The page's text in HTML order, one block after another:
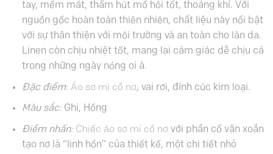
tay, mềm mát, thấm hút mồ hôi tốt, thoáng khí. Với
nguồn gốc hoàn toàn thiên nhiên, chất liệu này nổi bật
với sự thân thiện với môi trường và an toàn cho làn da.
Linen còn chịu nhiệt tốt, mang lại cảm giác dễ chịu cả
trong những ngày nóng oi ả.
Đặc điểm: Áo sơ mi cổ nơ, vai rơi, đính cúc kim loại.
Màu sắc:Ghi, Hồng
Điểm nhấn:Chiếc áo sơ mi cổ nơ với phần cổ vặn xoắn
tạo nơ là “linh hồn” của thiết kế, một chi tiết nhỏ